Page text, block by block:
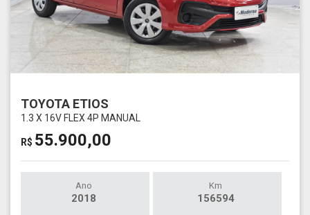
TOYOTA ETIOS
1.3 X 16V FLEX 4P MANUAL
R$ 55.900,00
Ano
2018
Km
156594